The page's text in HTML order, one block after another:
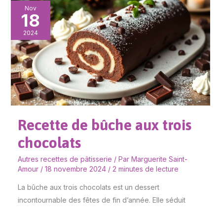
Nov
18
2024
Recette de bûche aux trois
chocolats
Autres recettes de pâtisserie / Par Marguerite Saint-
Amour / 18 novembre 2024 / 2 minutes de lecture
La bûche aux trois chocolats est un dessert
incontournable des fêtes de fin d’année. Elle séduit
Recette
de
bûche
aux
trois
chocolats